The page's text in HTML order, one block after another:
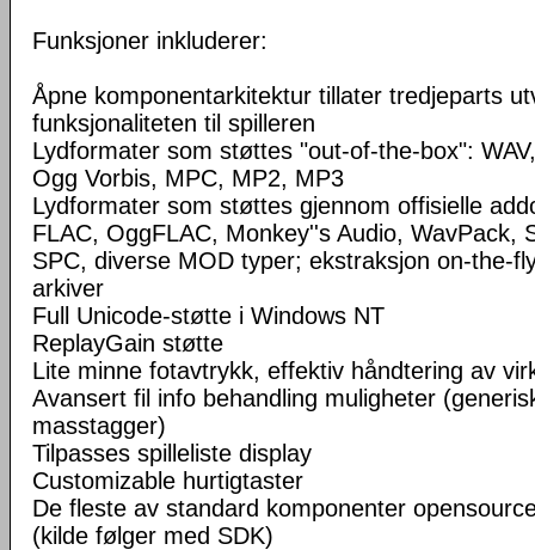
Funksjoner inkluderer:
Åpne komponentarkitektur tillater tredjeparts
funksjonaliteten til spilleren
Lydformater som støttes "out-of-the-box":
Ogg Vorbis, MPC, MP2, MP3
Lydformater som støttes gjennom offisielle
FLAC, OggFLAC, Monkey''s Audio, WavPack,
SPC, diverse MOD typer; ekstraksjon on-the-
arkiver
Full Unicode-støtte i Windows NT
ReplayGain støtte
Lite minne fotavtrykk, effektiv håndtering av
Avansert fil info behandling muligheter
masstagger)
Tilpasses spilleliste display
Customizable hurtigtaster
De fleste av standard komponenter
(kilde følger med SDK)